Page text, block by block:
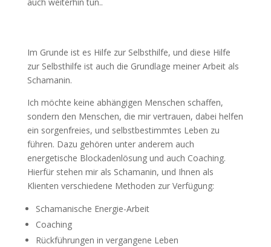
Im Grunde ist es Hilfe zur Selbsthilfe, und diese Hilfe
zur Selbsthilfe ist auch die Grundlage meiner Arbeit als
Schamanin.
Ich möchte keine abhängigen Menschen schaffen,
sondern den Menschen, die mir vertrauen, dabei helfen
ein sorgenfreies, und selbstbestimmtes Leben zu
führen. Dazu gehören unter anderem auch
energetische Blockadenlösung und auch Coaching.
Hierfür stehen mir als Schamanin, und Ihnen als
Klienten verschiedene Methoden zur Verfügung:
Schamanische Energie-Arbeit
Coaching
Rückführungen in vergangene Leben